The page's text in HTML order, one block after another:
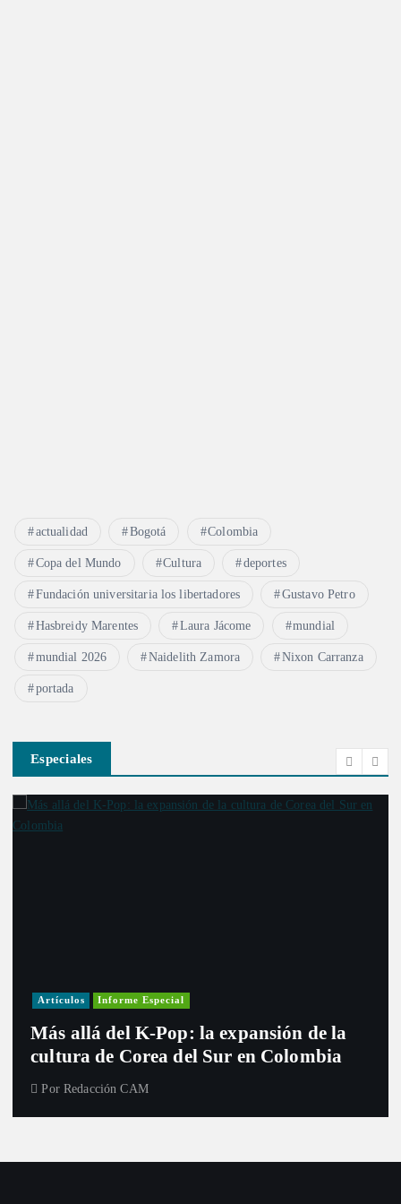
actualidad Bogotá Colombia
Copa del Mundo Cultura deportes
Fundación universitaria los libertadores Gustavo Petro
Hasbreidy Marentes Laura Jácome mundial
mundial 2026 Naidelith Zamora Nixon Carranza
portada
Especiales
Artículos Informe Especial
Más allá del K-Pop: la expansión de la
cultura de Corea del Sur en Colombia
Por Redacción CAM